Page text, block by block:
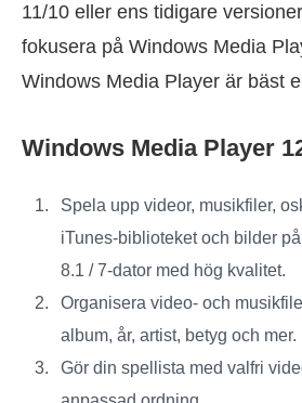
11/10 eller ens tidigare
fokusera på Windows Media
Windows Media Player är bäst
Windows Media Player
Spela upp videor, musikfiler,
iTunes-biblioteket och bilder
8.1 / 7-dator med hög kvalitet.
Organisera video- och
album, år, artist, betyg och mer.
Gör din spellista med valfri